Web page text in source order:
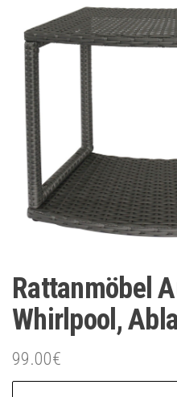
Rattanmöbel
Whirlpool,
99.00€